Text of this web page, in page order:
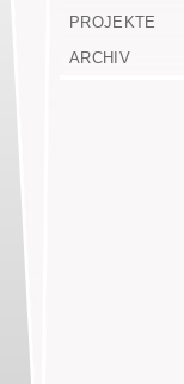
PROJEKTE
ARCHIV